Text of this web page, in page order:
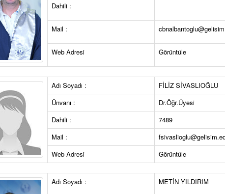
Dahili :
Mail :
Web Adresi Görüntüle
Adı Soyadı :
FİLİZ SİVASLIOĞLU
Ünvanı :
Dr.Öğr.Üyesi
Dahili :
7489
Mail :
Web Adresi
Görüntüle
Adı Soyadı : METİN YILDIRIM